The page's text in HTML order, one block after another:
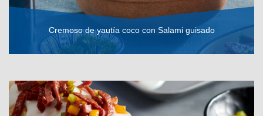
Cremoso de yautía coco con Salami guisado